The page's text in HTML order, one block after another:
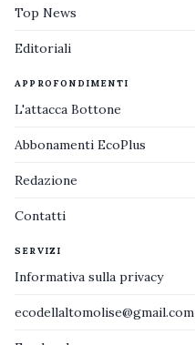
Top News
Editoriali
APPROFONDIMENTI
L'attacca Bottone
Abbonamenti EcoPlus
Redazione
Contatti
SERVIZI
Informativa sulla privacy
ecodellaltomolise@gmail.com